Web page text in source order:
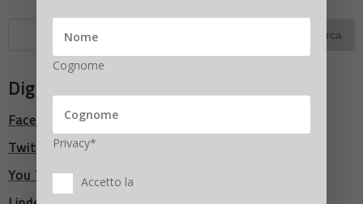
Digitalic Network
Facebook
Twitter
You Tube
Cognome
Privacy*
Accetto la